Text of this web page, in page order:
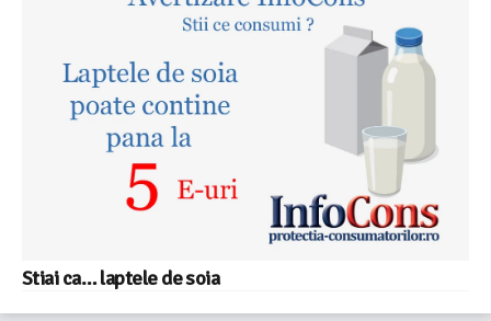
Stiai ca… laptele de soia